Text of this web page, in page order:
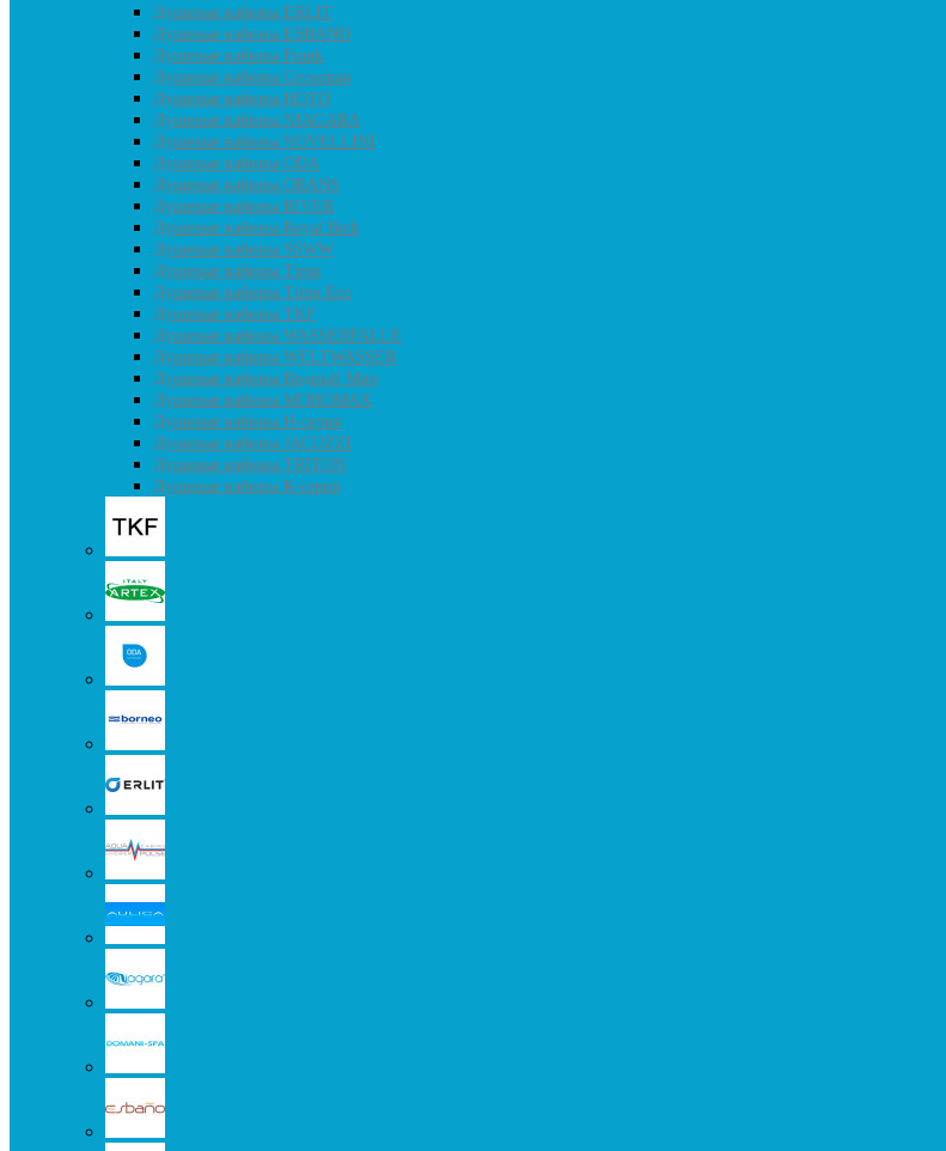
Душевые кабины ERLIT
Душевые кабины ESBANO
Душевые кабины Frank
Душевые кабины Grossman
Душевые кабины HOTO
Душевые кабины NIAGARA
Душевые кабины NOVELLINI
Душевые кабины ODA
Душевые кабины ORANS
Душевые кабины RIVER
Душевые кабины Royal Bath
Душевые кабины SSWW
Душевые кабины Timo
Душевые кабины Timo Eco
Душевые кабины TKF
Душевые кабины WASSERFALLE
Душевые кабины WELTWASSER
Душевые кабины Водный Мир
Душевые кабины МОНОМАХ
Душевые кабины H-серия
Душевые кабины JACUZZI
Душевые кабины TRITON
Душевые кабины К-серия